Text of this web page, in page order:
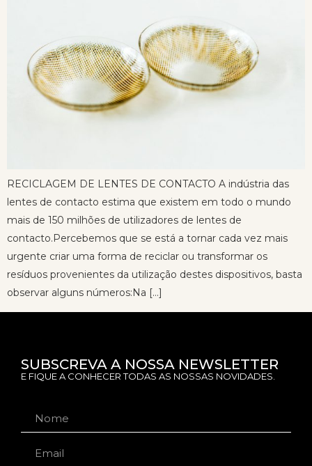
RECICLAGEM DE LENTES DE CONTACTO A indústria das
lentes de contacto estima que existem em todo o mundo
mais de 150 milhões de utilizadores de lentes de
contacto.Percebemos que se está a tornar cada vez mais
urgente criar uma forma de reciclar ou transformar os
resíduos provenientes da utilização destes dispositivos, basta
observar alguns números:Na […]
SUBSCREVA A NOSSA NEWSLETTER
E FIQUE A CONHECER TODAS AS NOSSAS NOVIDADES.